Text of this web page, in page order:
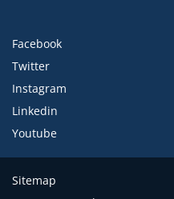
Facebook
Twitter
Instagram
Linkedin
Youtube
Sitemap